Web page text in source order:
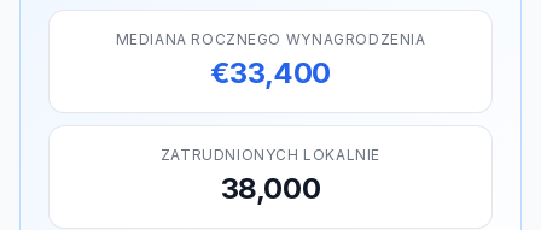
MEDIANA ROCZNEGO WYNAGRODZENIA
€33,400
ZATRUDNIONYCH LOKALNIE
38,000